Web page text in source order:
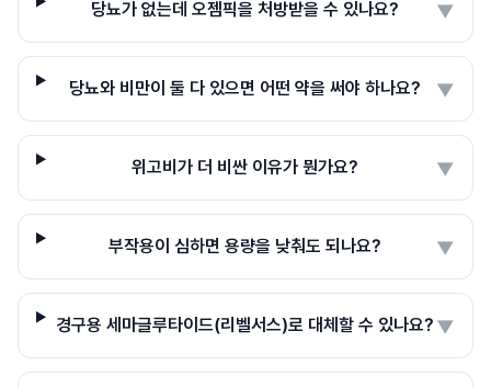
당뇨가 없는데 오젬픽을 처방받을 수 있나요? ▼
당뇨와 비만이 둘 다 있으면 어떤 약을 써야 하나요? ▼
위고비가 더 비싼 이유가 뭔가요? ▼
부작용이 심하면 용량을 낮춰도 되나요? ▼
경구용 세마글루타이드(리벨서스)로 대체할 수 있나요? ▼